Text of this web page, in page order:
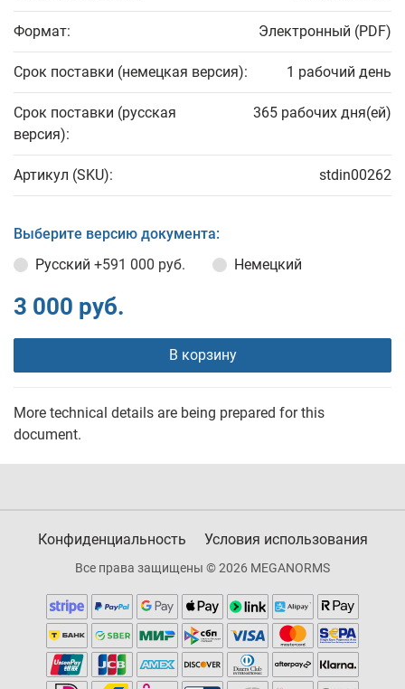
Формат: Электронный (PDF)
Срок поставки (немецкая версия): 1 рабочий день
Срок поставки (русская
версия):
365 рабочих дня(ей)
Артикул (SKU): stdin00262
Выберите версию документа:
Русский +591 000 руб. Немецкий
3 000 руб.
В корзину
More technical details are being prepared for this
document.
Конфиденциальность Условия использования
Все права защищены © 2026 MEGANORMS